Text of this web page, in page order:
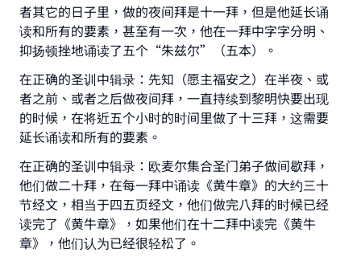
者其它的日子里，做的夜间拜是十一拜，但是他延长诵
读和所有的要素，甚至有一次，他在一拜中字字分明、
抑扬顿挫地诵读了五个“朱兹尔”（五本）。
在正确的圣训中辑录：先知（愿主福安之）在半夜、或
者之前、或者之后做夜间拜，一直持续到黎明快要出现
的时候，在将近五个小时的时间里做了十三拜，这需要
延长诵读和所有的要素。
在正确的圣训中辑录：欧麦尔集合圣门弟子做间歇拜，
他们做二十拜，在每一拜中诵读《黄牛章》的大约三十
节经文，相当于四五页经文，他们做完八拜的时候已经
读完了《黄牛章》，如果他们在十二拜中读完《黄牛
章》，他们认为已经很轻松了。
Make an impact on millions of lives
with your contribution today
Your support is crucial for our mission.